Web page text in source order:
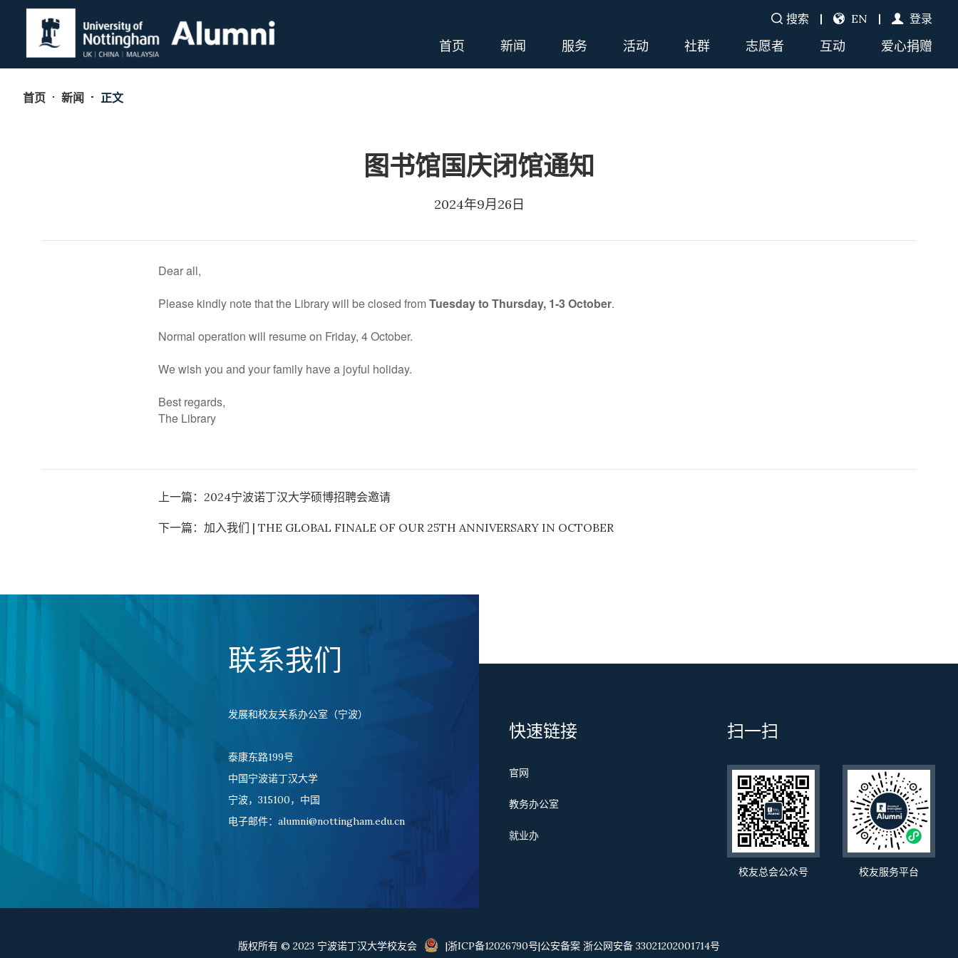
搜索 EN 登录
首页 新闻 服务 活动 社群 志愿者 互动 爱心捐赠
首页 新闻 正文
图书馆国庆闭馆通知
2024年9月26日
Dear all,
Please kindly note that the Library will be closed fromTuesday to Thursday, 1-3 October.
Normal operation will resume on Friday, 4 October.
We wish you and your family have a joyful holiday.
Best regards,
The Library
上一篇： 2024宁波诺丁汉大学硕博招聘会邀请
下一篇： 加入我们 | THE GLOBAL FINALE OF OUR 25TH ANNIVERSARY IN OCTOBER
联系我们
发展和校友关系办公室（宁波）
泰康东路199号
中国宁波诺丁汉大学
宁波，315100，中国
电子邮件：alumni@nottingham.edu.cn
快速链接
官网
教务办公室
就业办
扫一扫
校友总会公众号 校友服务平台
版权所有 © 2023 宁波诺丁汉大学校友会 |浙ICP备12026790号|公安备案 浙公网安备 33021202001714号